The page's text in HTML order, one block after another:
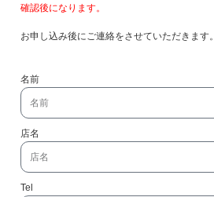
確認後になります。
お申し込み後にご連絡をさせていただきます。
名前
店名
Tel